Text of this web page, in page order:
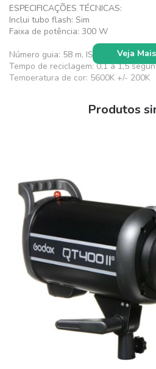
ESPECIFICAÇÕES TÉCNICAS:
Inclui tubo flash: Sim
Faixa de potência: 300 W
Número guia: 58 m, ISO 100
Tempo de reciclagem: 0,1 a 1,5
Temperatura de cor: 5600K +/- 200K
Montagem de acessório frontal:
Sem fio: Rádio/RF de 2,4 GHz
Tipo de controle remoto sem fio:
Receptor de rádio/RF integrado
Receptor óptico integrado
Compatível com aplicativos móveis:
(não incluído): Nome do aplicativo
Frequência sem fio: 2,4GHz
Duração do flash: 1/2000 a 1/800 seg.
Tensão de sincronização: 5V
Fonte de energia: Alimentação CA
1x entrada de sincronização de flash
Veja Mais
Produtos